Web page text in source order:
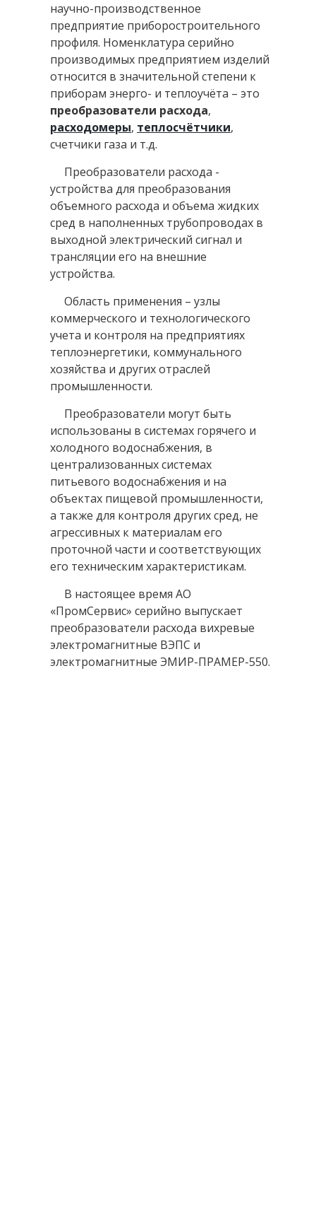
научно-производственное
предприятие приборостроительного
профиля. Номенклатура серийно
производимых предприятием изделий
относится в значительной степени к
приборам энерго- и теплоучёта – это
преобразователи расхода,
расходомеры, теплосчётчики,
счетчики газа и т.д.
Преобразователи расхода -
устройства для преобразования
объемного расхода и объема жидких
сред в наполненных трубопроводах в
выходной электрический сигнал и
трансляции его на внешние
устройства.
Область применения – узлы
коммерческого и технологического
учета и контроля на предприятиях
теплоэнергетики, коммунального
хозяйства и других отраслей
промышленности.
Преобразователи могут быть
использованы в системах горячего и
холодного водоснабжения, в
централизованных системах
питьевого водоснабжения и на
объектах пищевой промышленности,
а также для контроля других сред, не
агрессивных к материалам его
проточной части и соответствующих
его техническим характеристикам.
В настоящее время АО
«ПромСервис» серийно выпускает
преобразователи расхода вихревые
электромагнитные ВЭПС и
электромагнитные ЭМИР-ПРАМЕР-550.